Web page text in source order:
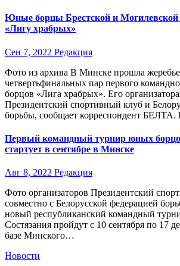
Юные борцы Брестской и Могилевской
«Лигу храбрых»
Сен 7, 2022 Редакция
Фото из архива В Минске прошла
четвертьфинальных пар первого
борцов «Лига храбрых». Его
Президентский спортивный клуб и
борьбы, сообщает корреспондент
Первый командный турнир юных
стартует в сентябре в Минске
Авг 8, 2022 Редакция
Фото организаторов Президентский
совместно с Белорусской федерацией
новый республиканский командный
Состязания пройдут с 10 сентября по 17
базе Минского…
Новости